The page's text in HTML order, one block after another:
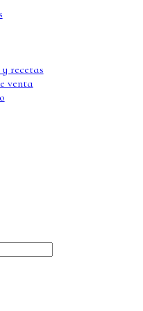
recetas
venta